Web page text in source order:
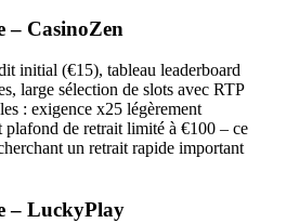
– CasinoZen
initial (€15), tableau leaderboard
large sélection de slots avec RTP
: exigence x25 légèrement
plafond de retrait limité à €100 – ce
un retrait rapide important
– LuckyPlay